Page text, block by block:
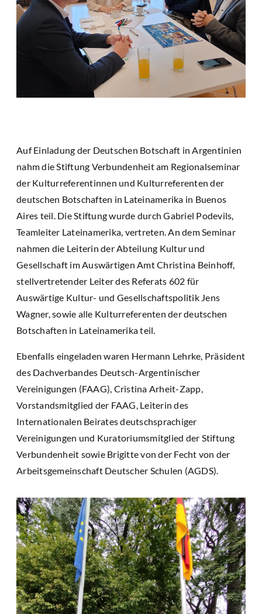
Auf Einladung der Deutschen Botschaft in Argentinien
nahm die Stiftung Verbundenheit am Regionalseminar
der Kulturreferentinnen und Kulturreferenten der
deutschen Botschaften in Lateinamerika in Buenos
Aires teil. Die Stiftung wurde durch Gabriel Podevils,
Teamleiter Lateinamerika, vertreten. An dem Seminar
nahmen die Leiterin der Abteilung Kultur und
Gesellschaft im Auswärtigen Amt Christina Beinhoff,
stellvertretender Leiter des Referats 602 für
Auswärtige Kultur- und Gesellschaftspolitik Jens
Wagner, sowie alle Kulturreferenten der deutschen
Botschaften in Lateinamerika teil.
Ebenfalls eingeladen waren Hermann Lehrke, Präsident
des Dachverbandes Deutsch-Argentinischer
Vereinigungen (FAAG), Cristina Arheit-Zapp,
Vorstandsmitglied der FAAG, Leiterin des
Internationalen Beirates deutschsprachiger
Vereinigungen und Kuratoriumsmitglied der Stiftung
Verbundenheit sowie Brigitte von der Fecht von der
Arbeitsgemeinschaft Deutscher Schulen (AGDS).